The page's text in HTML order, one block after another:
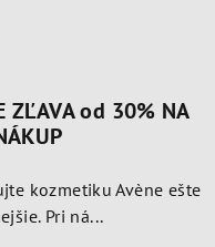
ZĽAVA od 30% NA
kozmetiku Avène ešte
Pri ná...